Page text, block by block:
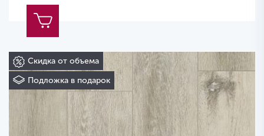
Скидка от объема
Подложка в подарок